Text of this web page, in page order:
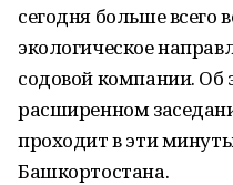
сегодня больше всего
экологическое
содовой компании. Об
расширенном
проходит в эти
Башкортостана.